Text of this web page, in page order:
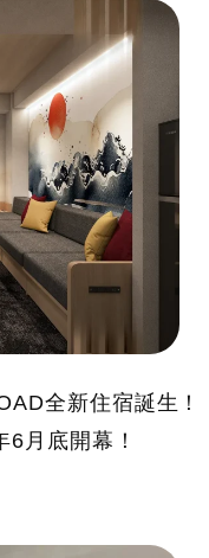
全新住宿誕生！
6月底開幕！